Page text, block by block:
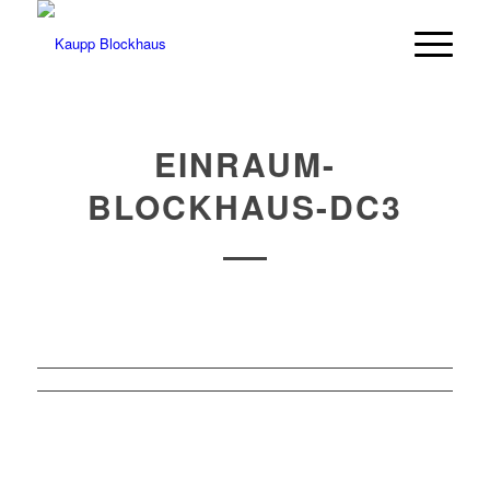
EINRAUM-
BLOCKHAUS-DC3